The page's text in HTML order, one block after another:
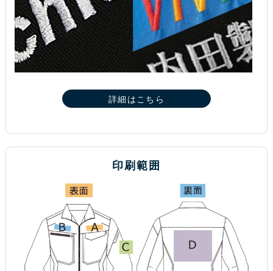
詳細はこちら
印刷範囲